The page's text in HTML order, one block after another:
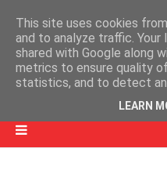
This site uses cookies
and to analyze traffic. Your
shared with Google along
metrics to ensure quality
statistics, and to detect
LEARN